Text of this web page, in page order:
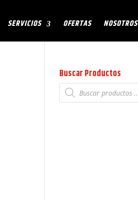
SERVICIOS OFERTAS NOSOTROS
Buscar Productos
Búsqueda
de
productos